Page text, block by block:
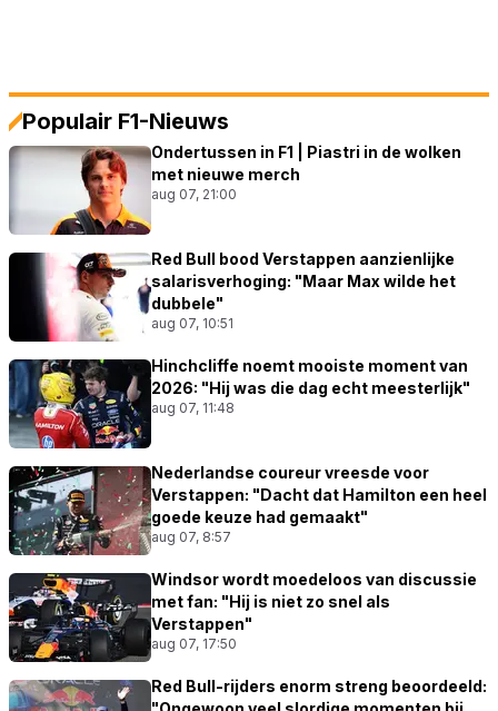
Populair F1-Nieuws
Ondertussen in F1 | Piastri in de wolken
met nieuwe merch
aug 07, 21:00
Red Bull bood Verstappen aanzienlijke
salarisverhoging: "Maar Max wilde het
dubbele"
aug 07, 10:51
Hinchcliffe noemt mooiste moment van
2026: "Hij was die dag echt meesterlijk"
aug 07, 11:48
Nederlandse coureur vreesde voor
Verstappen: "Dacht dat Hamilton een heel
goede keuze had gemaakt"
aug 07, 8:57
Windsor wordt moedeloos van discussie
met fan: "Hij is niet zo snel als
Verstappen"
aug 07, 17:50
Red Bull-rijders enorm streng beoordeeld: